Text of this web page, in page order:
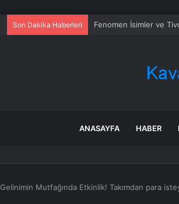
Son Dakika Haberleri Fenomen İsimler ve
ANASAYFA HABER
Gelinimin Mutfağında Etkinlik! Takımdan para